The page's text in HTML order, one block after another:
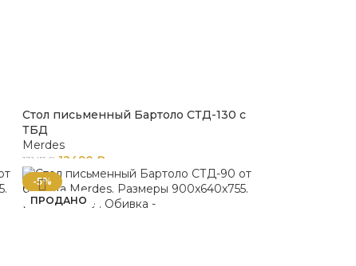
Стол письменный Бартоло СТД-130 с
ТБД
Merdes
13147 ₽ 12490 ₽
-5%
ПРОДАНО